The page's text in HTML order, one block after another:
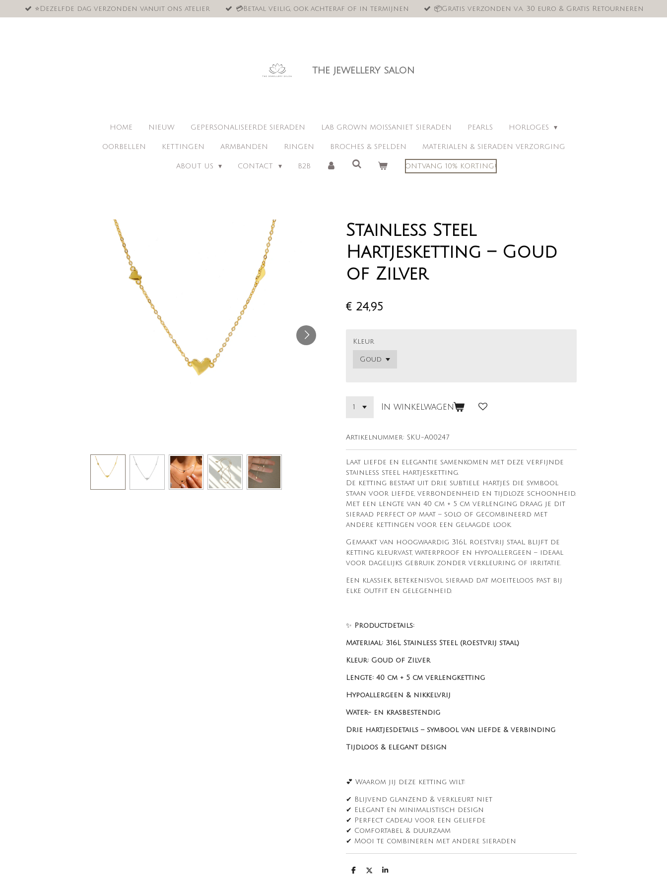
direct
⭐️Dezelfde dag verzonden vanuit ons atelier 💳Betaal veilig, ook achteraf of in termijnen 📦Gratis verzonden v.a. 30 euro & Gratis Retourneren
the jewellery salon
HOME NIEUW GEPERSONALISEERDE SIERADEN LAB GROWN MOISSANIET SIERADEN PEARLS HORLOGES
OORBELLEN KETTINGEN ARMBANDEN RINGEN BROCHES & SPELDEN MATERIALEN & SIERADEN VERZORGING
ABOUT US CONTACT B2B ONTVANG 10% KORTING!
Stainless Steel
Hartjesketting – Goud
of Zilver
€ 24,95
Kleur
In winkelwagen
Artikelnummer: SKU-A00247
Laat liefde en elegantie samenkomen met deze verfijnde
stainless steel hartjesketting.
De ketting bestaat uit drie subtiele hartjes die symbool
staan voor liefde, verbondenheid en tijdloze schoonheid.
Met een lengte van 40 cm + 5 cm verlenging draag je dit
sieraad perfect op maat – solo of gecombineerd met
andere kettingen voor een gelaagde look.
Gemaakt van hoogwaardig 316L roestvrij staal, blijft de
ketting kleurvast, waterproof en hypoallergeen – ideaal
voor dagelijks gebruik zonder verkleuring of irritatie.
Een klassiek, betekenisvol sieraad dat moeiteloos past bij
elke outfit en gelegenheid.
✨ Productdetails:
Materiaal: 316L Stainless Steel (roestvrij staal)
Kleur: Goud of Zilver
Lengte: 40 cm + 5 cm verlengketting
Hypoallergeen & nikkelvrij
Water- en krasbestendig
Drie hartjesdetails – symbool van liefde & verbinding
Tijdloos & elegant design
💕 Waarom jij deze ketting wilt:
✔ Blijvend glanzend & verkleurt niet
✔ Elegant en minimalistisch design
✔ Perfect cadeau voor een geliefde
✔ Comfortabel & duurzaam
✔ Mooi te combineren met andere sieraden
D
D
S